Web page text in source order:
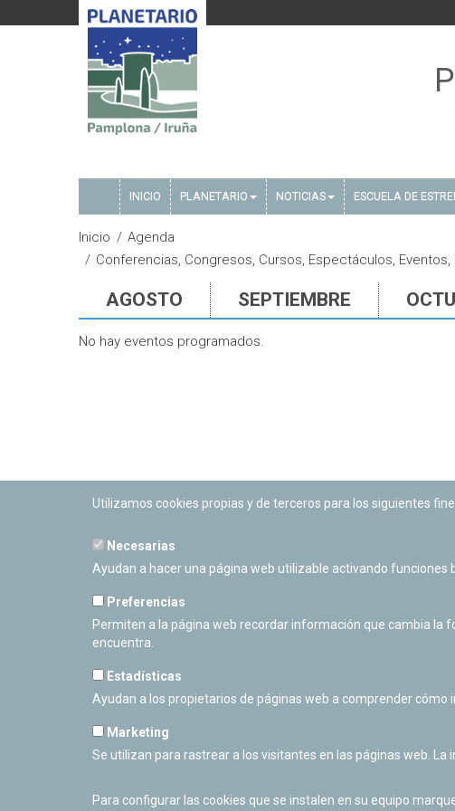
INICIO PLANETARIO NOTICIAS ESCUELA DE
Inicio
Agenda
Conferencias, Congresos, Cursos, Espectáculos,
AGOSTO SEPTIEMBRE
No hay eventos programados.
PLANETARIO DE PAMPLONA
Calle Sancho RamÃ­rez, s/n
Cerrado Temporalmente
Utilizamos cookies propias y de terceros para los siguientes
Necesarias
Ayudan a hacer una página web utilizable activando
Preferencias
Permiten a la página web recordar información que cambia la
encuentra.
Estadísticas
Ayudan a los propietarios de páginas web a comprender
Marketing
Se utilizan para rastrear a los visitantes en las páginas web.
Para configurar las cookies que se instalen en su equipo